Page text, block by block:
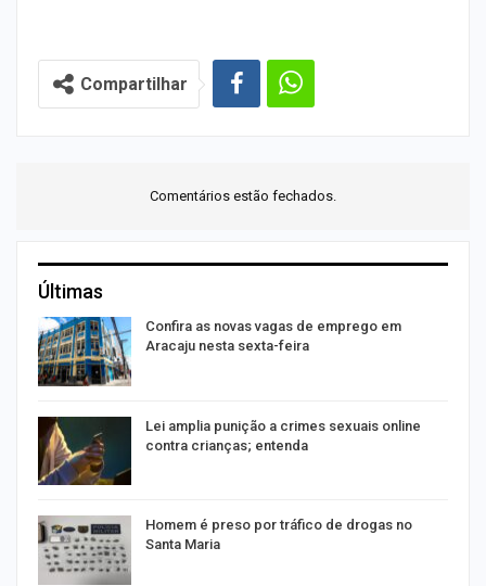
Compartilhar
Comentários estão fechados.
Últimas
Confira as novas vagas de emprego em
Aracaju nesta sexta-feira
Lei amplia punição a crimes sexuais online
contra crianças; entenda
Homem é preso por tráfico de drogas no
Santa Maria